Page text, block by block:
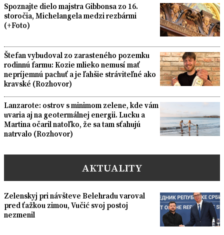
Spoznajte dielo majstra Gibbonsa zo 16.
storočia, Michelangela medzi rezbármi
(+Foto)
Štefan vybudoval zo zarasteného pozemku
rodinnú farmu: Kozie mlieko nemusí mať
nepríjemnú pachuť a je ľahšie stráviteľné ako
kravské (Rozhovor)
Lanzarote: ostrov s minimom zelene, kde vám
uvaria aj na geotermálnej energii. Lucku a
Martina očaril natoľko, že sa tam sťahujú
natrvalo (Rozhovor)
AKTUALITY
Zelenskyj pri návšteve Belehradu varoval
pred ťažkou zimou, Vučić svoj postoj
nezmenil